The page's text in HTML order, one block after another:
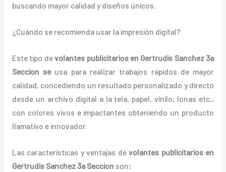
buscando mayor calidad y diseños únicos.
¿Cuándo se recomienda usar la impresión digital?
Este tipo devolantes publicitarios en Gertrudis Sanchez 3a
Seccion seusa para realizar trabajos rápidos de mayor
calidad, concediendo un resultado personalizado y directo
desde un archivo digital a la tela, papel, vinilo, lonas etc.,
con colores vivos e impactantes obteniendo un producto
llamativo e innovador.
Las características y ventajas devolantes publicitariosen
Gertrudis Sanchez 3a Seccion son: